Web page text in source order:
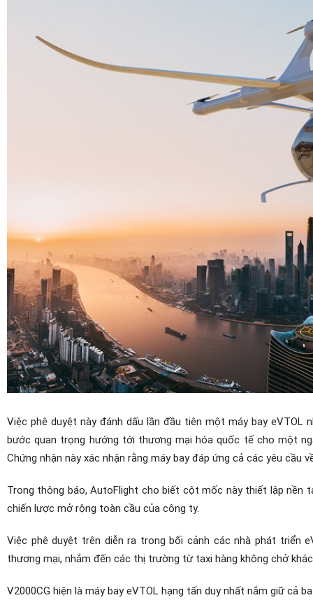
Việc phê duyệt này đánh dấu lần đầu tiên một máy bay
bước quan trọng hướng tới thương mại hóa quốc tế cho một
Chứng nhận này xác nhận rằng máy bay đáp ứng cả các yêu cầu
Trong thông báo, AutoFlight cho biết cột mốc này thiết lập
chiến lược mở rộng toàn cầu của công ty.
Việc phê duyệt trên diễn ra trong bối cảnh các nhà phát triển
thương mại, nhắm đến các thị trường từ taxi hàng không chở
V2000CG hiện là máy bay eVTOL hạng tấn duy nhất nắm giữ cả